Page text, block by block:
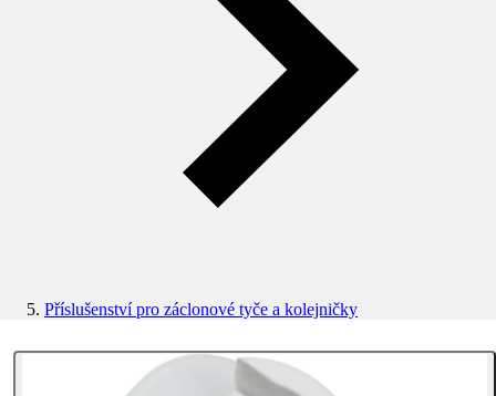
Příslušenství pro záclonové tyče a kolejničky